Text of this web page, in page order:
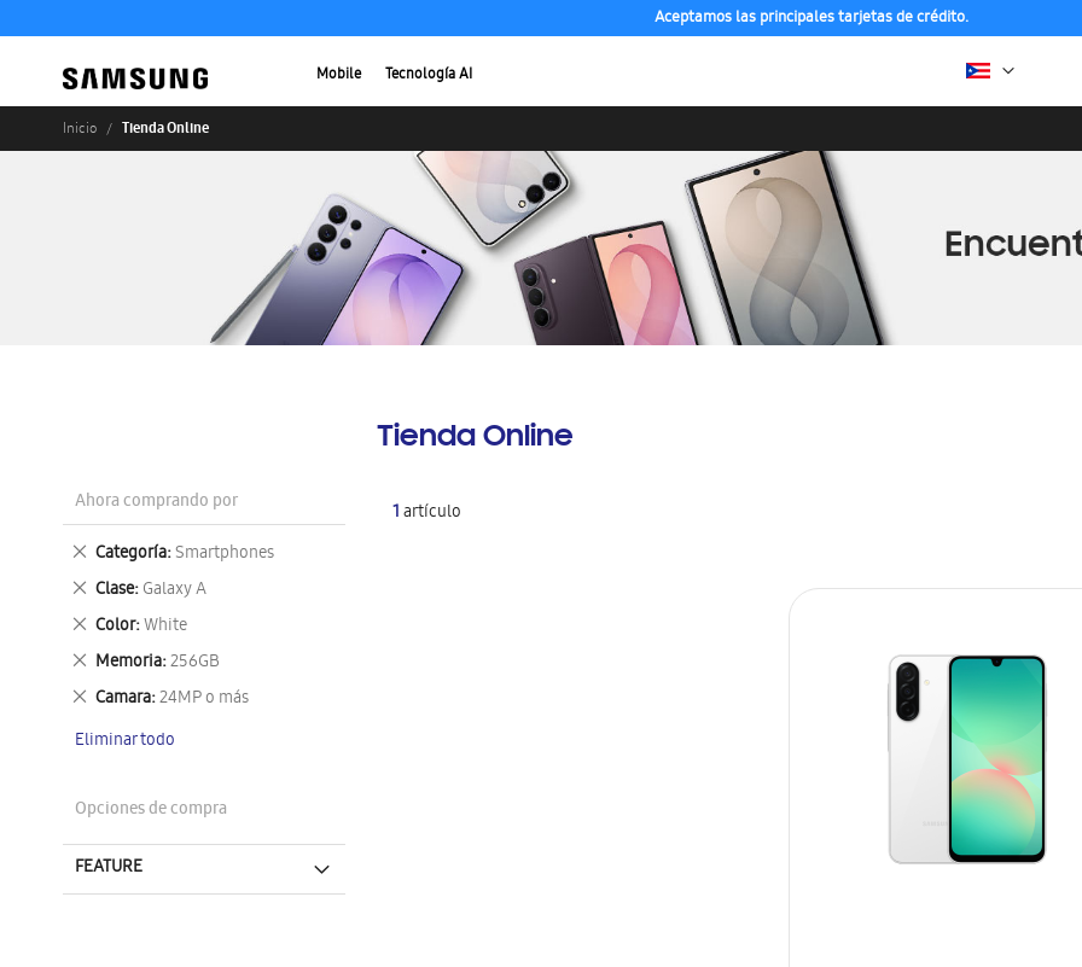
Aceptamos las principales tarjetas de crédito.
Mobile Tecnología AI
Inicio Tienda Online
Tienda Online
1artículo
Ahora comprando por
Categoría Smartphones
Eliminar
este
artículo
Clase Galaxy A
Eliminar
este
artículo
Color White
Eliminar
este
artículo
Memoria 256GB
Eliminar
este
artículo
Camara 24MP o más
Eliminar
artículo
Eliminar todo
Opciones de compra
FEATURE